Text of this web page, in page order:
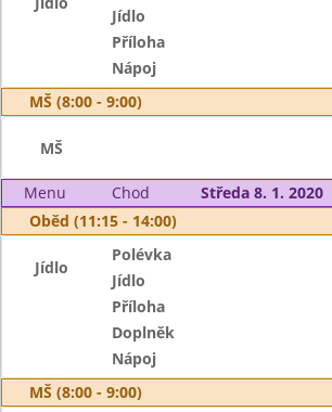
Jídlo
Příloha
Nápoj
MŠ (8:00 - 9:00)
MŠ
Menu Chod
Středa 8. 1. 2020
Oběd (11:15 - 14:00)
Jídlo
Polévka
Jídlo
Příloha
Doplněk
Nápoj
MŠ (8:00 - 9:00)